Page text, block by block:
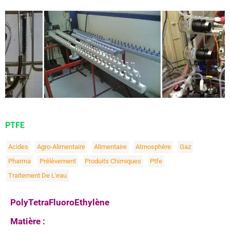
PTFE
Acides Agro-Alimentaire Alimentaire Atmosphère
Gaz
Pharma
Prélèvement Produits Chimiques
Ptfe
Traitement De L'eau
PolyTetraFluoroEthylène
Matière :